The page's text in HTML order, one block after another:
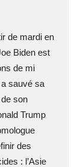
de mardi en
Biden est
de mi
sauvé sa
son
Trump
des
: l’Asie